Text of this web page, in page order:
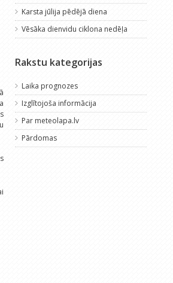
Karsta jūlija pēdējā diena
Vēsāka dienvidu ciklona nedēļa
Rakstu kategorijas
Laika prognozes
Izglītojoša informācija
Par meteolapa.lv
Pārdomas